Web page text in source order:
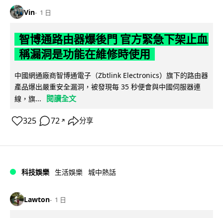
Vin 1 日
智博通路由器爆後門 官方緊急下架止血
稱漏洞是功能在維修時使用
中國網通廠商智博通電子（Zbtlink Electronics）旗下的路由器
產品爆出嚴重安全漏洞，被發現每 35 秒便會與中國伺服器連
線，旗...
閱讀全文
325 72 ↗ 分享
科技娛樂 生活娛樂 城中熱話
Lawton 1 日